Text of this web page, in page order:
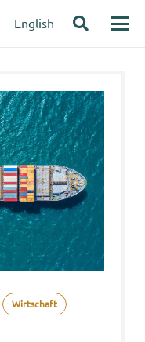
English
Wirtschaft